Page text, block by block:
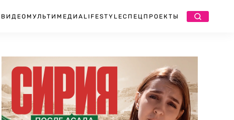
ВИДЕО МУЛЬТИМЕДИА LIFESTYLEСПЕЦПРОЕКТЫ